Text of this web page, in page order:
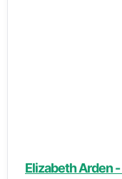
Elizabeth Arden